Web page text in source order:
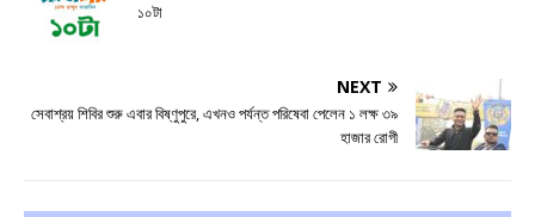
১০টা
NEXT
সেবাশ্রয় শিবির শুরু এবার বিষ্ণুপুরে, এখনও পর্যন্ত পরিষেবা পেলেন ১ লক্ষ ৩৯
হাজার রোগী